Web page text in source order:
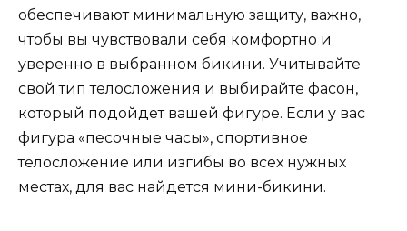
обеспечивают минимальную защиту, важно,
чтобы вы чувствовали себя комфортно и
уверенно в выбранном бикини. Учитывайте
свой тип телосложения и выбирайте фасон,
который подойдет вашей фигуре. Если у вас
фигура «песочные часы», спортивное
телосложение или изгибы во всех нужных
местах, для вас найдется мини-бикини.